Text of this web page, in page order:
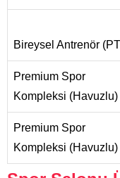
Bireysel Antrenör
Premium Spor
Kompleksi (Havuzlu)
Premium Spor
Kompleksi (Havuzlu)